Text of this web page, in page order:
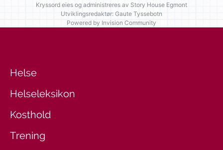
Kryssord eies og administreres av Story House Egmont
Utviklingsredaktør: Gaute Tyssebotn
Powered by Invision Community
Helse
Helseleksikon
Kosthold
Trening